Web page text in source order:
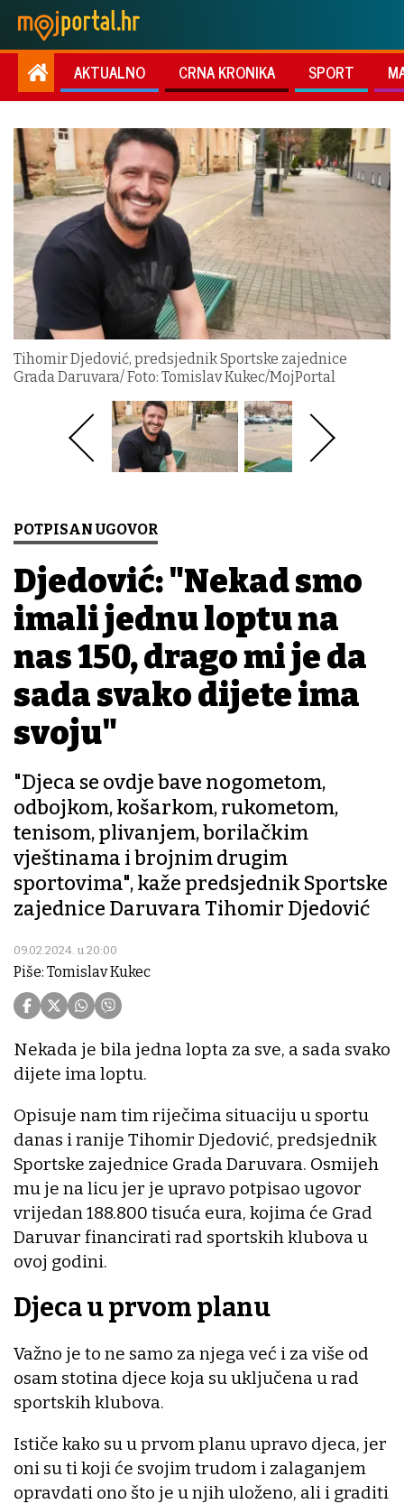
AKTUALNO CRNA KRONIKA SPORT
Tihomir Djedović, predsjednik Sportske zajednice
Grada Daruvara/ Foto: Tomislav Kukec/MojPortal
POTPISAN UGOVOR
Djedović: "Nekad smo
imali jednu loptu na
nas 150, drago mi je da
sada svako dijete ima
svoju"
"Djeca se ovdje bave nogometom,
odbojkom, košarkom, rukometom,
tenisom, plivanjem, borilačkim
vještinama i brojnim drugim
sportovima", kaže predsjednik Sportske
zajednice Daruvara Tihomir Djedović
09.02.2024. u 20:00
Piše: Tomislav Kukec
Nekada je bila jedna lopta za sve, a sada svako
dijete ima loptu.
Opisuje nam tim riječima situaciju u sportu
danas i ranije Tihomir Djedović, predsjednik
Sportske zajednice Grada Daruvara. Osmijeh
mu je na licu jer je upravo potpisao ugovor
vrijedan 188.800 tisuća eura, kojima će Grad
Daruvar financirati rad sportskih klubova u
ovoj godini.
Djeca u prvom planu
Važno je to ne samo za njega već i za više od
osam stotina djece koja su uključena u rad
sportskih klubova.
Ističe kako su u prvom planu upravo djeca, jer
oni su ti koji će svojim trudom i zalaganjem
opravdati ono što je u njih uloženo, ali i graditi